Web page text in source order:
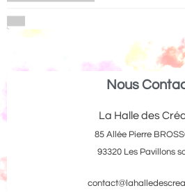
Nous
La Halle des
85 Allée Pierre
93320 Les Pavillons